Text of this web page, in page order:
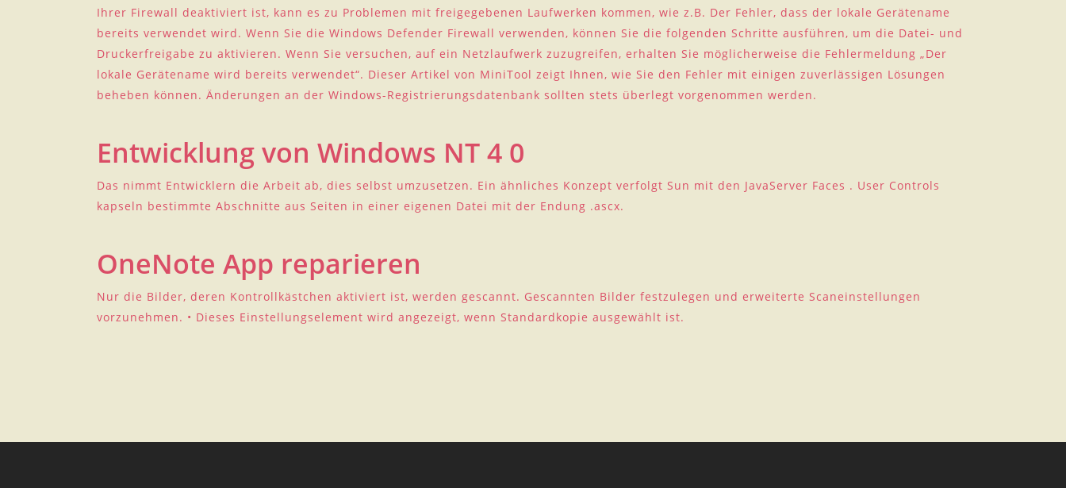
Ihrer Firewall deaktiviert ist, kann es zu Problemen mit freigegebenen Laufwerken kommen, wie z.B. Der Fehler, dass der lokale Gerätename
bereits verwendet wird. Wenn Sie die Windows Defender Firewall verwenden, können Sie die folgenden Schritte ausführen, um die Datei- und
Druckerfreigabe zu aktivieren. Wenn Sie versuchen, auf ein Netzlaufwerk zuzugreifen, erhalten Sie möglicherweise die Fehlermeldung „Der
lokale Gerätename wird bereits verwendet“. Dieser Artikel von MiniTool zeigt Ihnen, wie Sie den Fehler mit einigen zuverlässigen Lösungen
beheben können. Änderungen an der Windows-Registrierungsdatenbank sollten stets überlegt vorgenommen werden.
Entwicklung von Windows NT 4 0
Das nimmt Entwicklern die Arbeit ab, dies selbst umzusetzen. Ein ähnliches Konzept verfolgt Sun mit den JavaServer Faces . User Controls
kapseln bestimmte Abschnitte aus Seiten in einer eigenen Datei mit der Endung .ascx.
OneNote App reparieren
Nur die Bilder, deren Kontrollkästchen aktiviert ist, werden gescannt. Gescannten Bilder festzulegen und erweiterte Scaneinstellungen
vorzunehmen. • Dieses Einstellungselement wird angezeigt, wenn Standardkopie ausgewählt ist.